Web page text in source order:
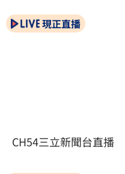
現正直播
CH54三立新聞台直播